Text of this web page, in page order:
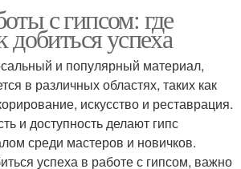
с гипсом: где
добиться успеха
и популярный материал,
в различных областях, таких как
искусство и реставрация.
и доступность делают гипс
среди мастеров и новичков.
успеха в работе с гипсом, важно